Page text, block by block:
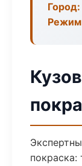
Город:
Режим